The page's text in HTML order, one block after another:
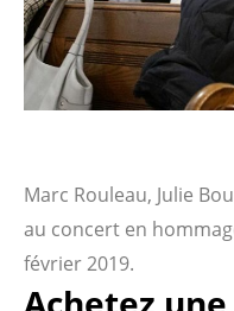
Marc Rouleau, Julie
au concert en
février 2019.